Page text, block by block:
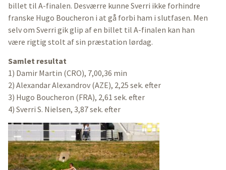
billet til A-finalen. Desværre kunne Sverri ikke forhindre
franske Hugo Boucheron i at gå forbi ham i slutfasen. Men
selv om Sverri gik glip af en billet til A-finalen kan han
være rigtig stolt af sin præstation lørdag.
Samlet resultat
1) Damir Martin (CRO), 7,00,36 min
2) Alexandar Alexandrov (AZE), 2,25 sek. efter
3) Hugo Boucheron (FRA), 2,61 sek. efter
4) Sverri S. Nielsen, 3,87 sek. efter